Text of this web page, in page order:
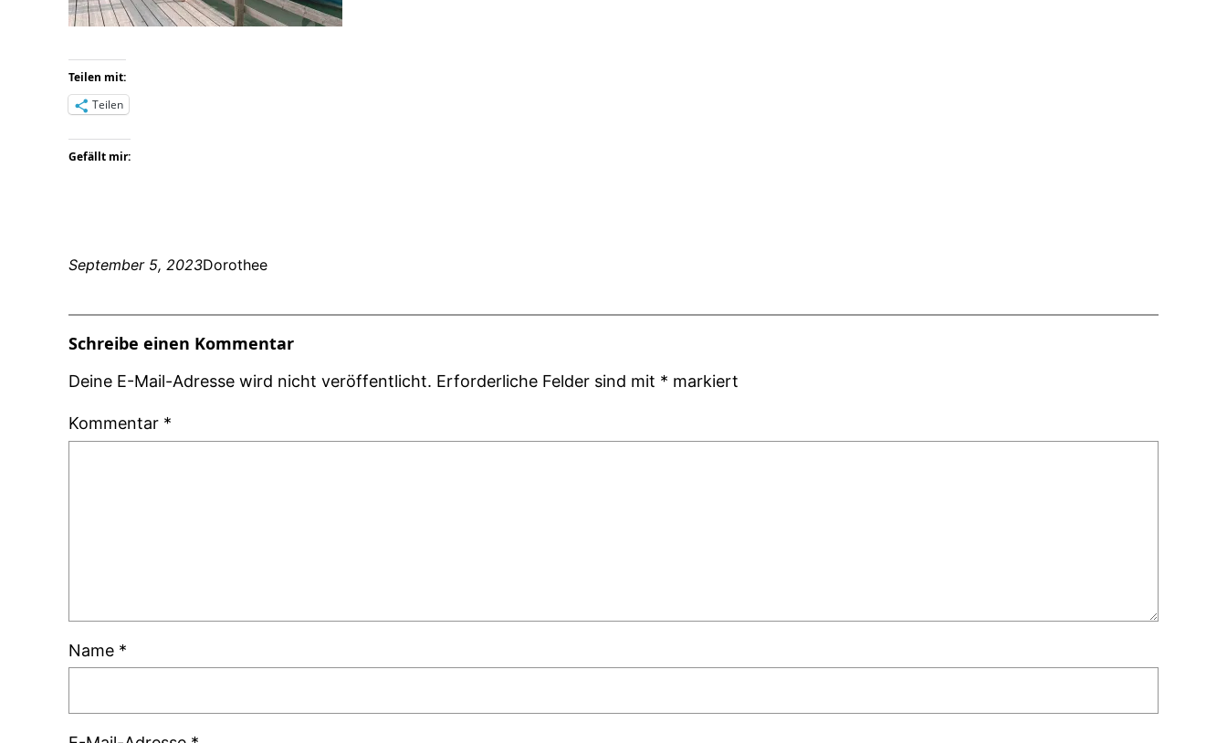
Teilen mit:
Teilen
Gefällt mir:
September 5, 2023Dorothee
Schreibe einen Kommentar
Deine E-Mail-Adresse wird nicht veröffentlicht. Erforderliche Felder sind mit * markiert
Kommentar *
Name *